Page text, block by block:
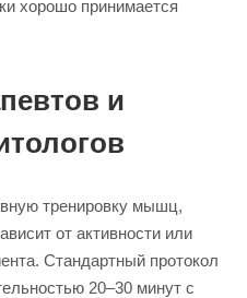
хорошо принимается
и
тренировку мышц,
от активности или
Стандартный протокол
20–30 минут с